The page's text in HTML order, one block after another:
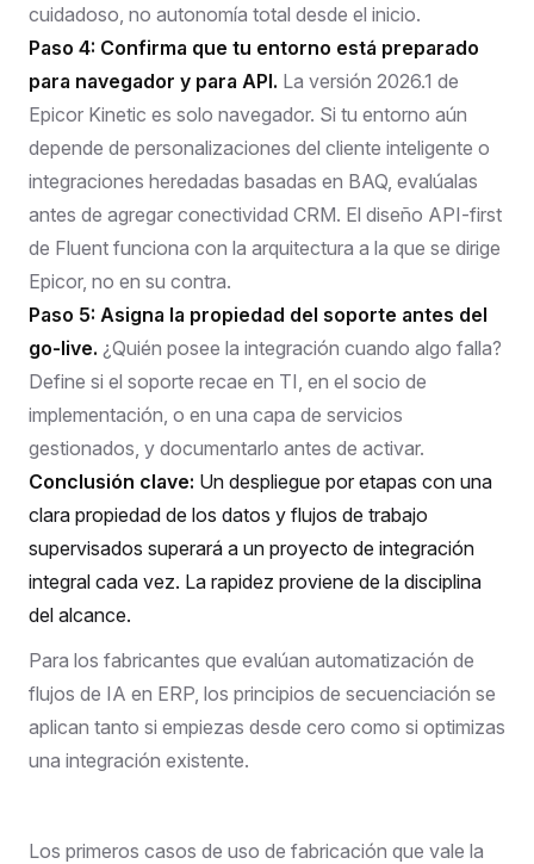
cuidadoso, no autonomía total desde el inicio.
Paso 4: Confirma que tu entorno está preparado
para navegador y para API. La versión 2026.1 de
Epicor Kinetic es solo navegador. Si tu entorno aún
depende de personalizaciones del cliente inteligente o
integraciones heredadas basadas en BAQ, evalúalas
antes de agregar conectividad CRM. El diseño API-first
de Fluent funciona con la arquitectura a la que se dirige
Epicor, no en su contra.
Paso 5: Asigna la propiedad del soporte antes del
go-live. ¿Quién posee la integración cuando algo falla?
Define si el soporte recae en TI, en el socio de
implementación, o en una capa de servicios
gestionados, y documentarlo antes de activar.
Conclusión clave: Un despliegue por etapas con una
clara propiedad de los datos y flujos de trabajo
supervisados superará a un proyecto de integración
integral cada vez. La rapidez proviene de la disciplina
del alcance.
Para los fabricantes que evalúan automatización de
flujos de IA en ERP , los principios de secuenciación se
aplican tanto si empiezas desde cero como si optimizas
una integración existente.
Los primeros casos de uso de fabricación que vale la